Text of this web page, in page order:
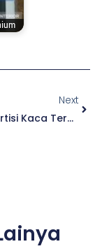
Next
Harga Partisi Kaca Terbaru Panduan & Fungsional !